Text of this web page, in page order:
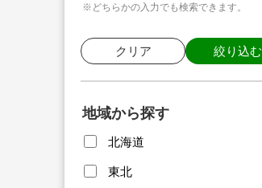
※どちらかの入力でも検索できます。
クリア 絞り込む
地域から探す
北海道
東北